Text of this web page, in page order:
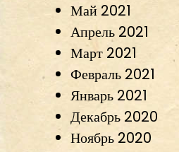
Май 2021
Апрель 2021
Март 2021
Февраль 2021
Январь 2021
Декабрь 2020
Ноябрь 2020